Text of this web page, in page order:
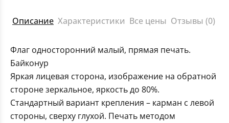
Описание Характеристики Все цены Отзывы (0)
Флаг односторонний малый, прямая печать.
Байконур
Яркая лицевая сторона, изображение на обратной
стороне зеркальное, яркость до 80%.
Стандартный вариант крепления – карман с левой
стороны, сверху глухой. Печать методом